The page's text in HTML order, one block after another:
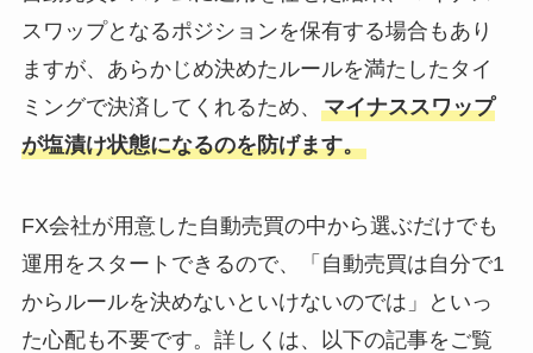
スワップとなるポジションを保有する場合もあり
ますが、あらかじめ決めたルールを満たしたタイ
ミングで決済してくれるため、 マイナススワップ
が塩漬け状態になるのを防げます。
FX会社が用意した自動売買の中から選ぶだけでも
運用をスタートできるので、「自動売買は自分で1
からルールを決めないといけないのでは」といっ
た心配も不要です。詳しくは、以下の記事をご覧